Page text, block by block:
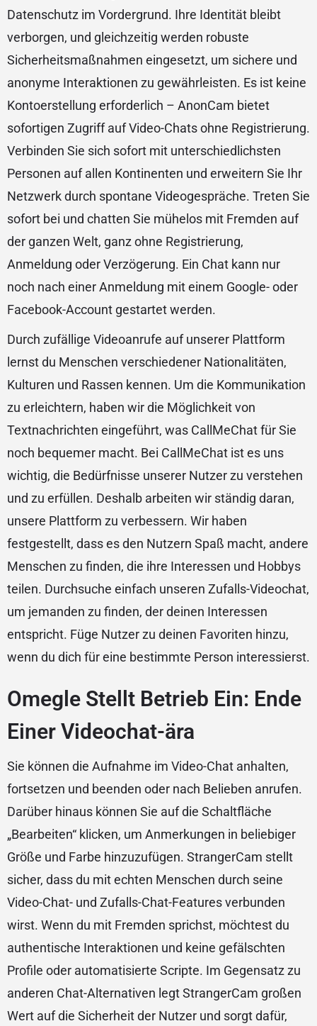
Datenschutz im Vordergrund. Ihre Identität bleibt
verborgen, und gleichzeitig werden robuste
Sicherheitsmaßnahmen eingesetzt, um sichere und
anonyme Interaktionen zu gewährleisten. Es ist keine
Kontoerstellung erforderlich – AnonCam bietet
sofortigen Zugriff auf Video-Chats ohne Registrierung.
Verbinden Sie sich sofort mit unterschiedlichsten
Personen auf allen Kontinenten und erweitern Sie Ihr
Netzwerk durch spontane Videogespräche. Treten Sie
sofort bei und chatten Sie mühelos mit Fremden auf
der ganzen Welt, ganz ohne Registrierung,
Anmeldung oder Verzögerung. Ein Chat kann nur
noch nach einer Anmeldung mit einem Google- oder
Facebook-Account gestartet werden.
Durch zufällige Videoanrufe auf unserer Plattform
lernst du Menschen verschiedener Nationalitäten,
Kulturen und Rassen kennen. Um die Kommunikation
zu erleichtern, haben wir die Möglichkeit von
Textnachrichten eingeführt, was CallMeChat für Sie
noch bequemer macht. Bei CallMeChat ist es uns
wichtig, die Bedürfnisse unserer Nutzer zu verstehen
und zu erfüllen. Deshalb arbeiten wir ständig daran,
unsere Plattform zu verbessern. Wir haben
festgestellt, dass es den Nutzern Spaß macht, andere
Menschen zu finden, die ihre Interessen und Hobbys
teilen. Durchsuche einfach unseren Zufalls-Videochat,
um jemanden zu finden, der deinen Interessen
entspricht. Füge Nutzer zu deinen Favoriten hinzu,
wenn du dich für eine bestimmte Person interessierst.
Omegle Stellt Betrieb Ein: Ende
Einer Videochat-ära
Sie können die Aufnahme im Video-Chat anhalten,
fortsetzen und beenden oder nach Belieben anrufen.
Darüber hinaus können Sie auf die Schaltfläche
„Bearbeiten“ klicken, um Anmerkungen in beliebiger
Größe und Farbe hinzuzufügen. StrangerCam stellt
sicher, dass du mit echten Menschen durch seine
Video-Chat- und Zufalls-Chat-Features verbunden
wirst. Wenn du mit Fremden sprichst, möchtest du
authentische Interaktionen und keine gefälschten
Profile oder automatisierte Scripte. Im Gegensatz zu
anderen Chat-Alternativen legt StrangerCam großen
Wert auf die Sicherheit der Nutzer und sorgt dafür,